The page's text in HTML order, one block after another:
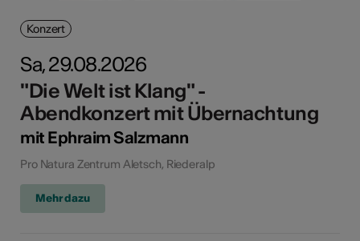
Konzert
Sa, 29.08.2026
"Die Welt ist Klang" -
Abendkonzert mit Übernachtung
mit Ephraim Salzmann
Pro Natura Zentrum Aletsch, Riederalp
Mehr dazu